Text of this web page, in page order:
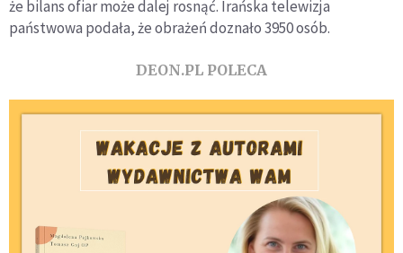
że bilans ofiar może dalej rosnąć. Irańska telewizja
państwowa podała, że obrażeń doznało 3950 osób.
DEON.PL POLECA